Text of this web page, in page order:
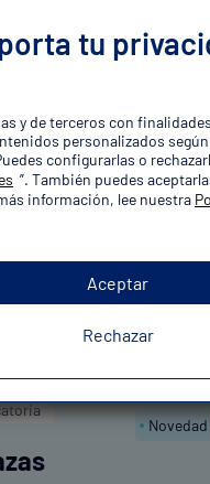
Novedad
tu
y de terceros con
personalizados
configurarlas o
”. También puedes
información, lee nuestra
Aceptar
Rechazar